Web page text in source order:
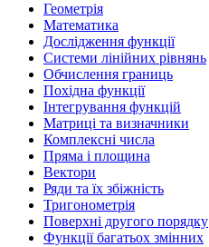
Геометрія
Математика
Дослідження функції
Системи лінійних рівнянь
Обчислення границь
Похідна функції
Інтегрування функцій
Матриці та визначники
Комплексні числа
Пряма і площина
Вектори
Ряди та їх збіжність
Тригонометрія
Поверхні другого порядку
Функції багатьох змінних